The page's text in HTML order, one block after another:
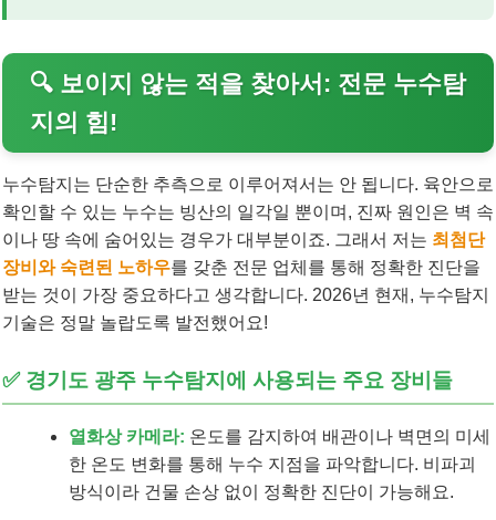
🔍 보이지 않는 적을 찾아서: 전문 누수탐
지의 힘!
누수탐지는 단순한 추측으로 이루어져서는 안 됩니다. 육안으로
확인할 수 있는 누수는 빙산의 일각일 뿐이며, 진짜 원인은 벽 속
이나 땅 속에 숨어있는 경우가 대부분이죠. 그래서 저는 최첨단
장비와 숙련된 노하우를 갖춘 전문 업체를 통해 정확한 진단을
받는 것이 가장 중요하다고 생각합니다. 2026년 현재, 누수탐지
기술은 정말 놀랍도록 발전했어요!
✅ 경기도 광주 누수탐지에 사용되는 주요 장비들
열화상 카메라: 온도를 감지하여 배관이나 벽면의 미세
한 온도 변화를 통해 누수 지점을 파악합니다. 비파괴
방식이라 건물 손상 없이 정확한 진단이 가능해요.